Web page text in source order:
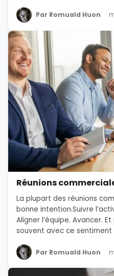
Par Romuald Huon
Réunions
La plupart des réunions
bonne intention.Suivre
Aligner l’équipe. Avancer.
souvent avec ce sentiment
Par Romuald Huon